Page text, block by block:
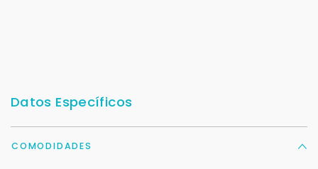
Datos Específicos
COMODIDADES